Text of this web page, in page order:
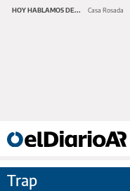
HOY HABLAMOS DE... Casa Rosada
Trap